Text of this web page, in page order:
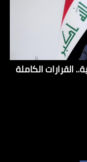
القرارات الكاملة